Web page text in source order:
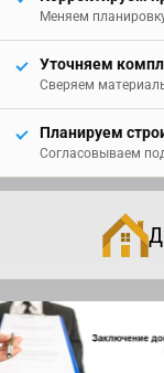
Меняем
Уточняем
Сверяем
Планируем
Согласовываем